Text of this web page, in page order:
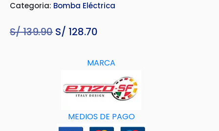
Categoria: Bomba Eléctrica
S/139.90 El
original
S/ 139.90.
S/ 128.70
actual
S/ 128.70.
MARCA
MEDIOS DE PAGO